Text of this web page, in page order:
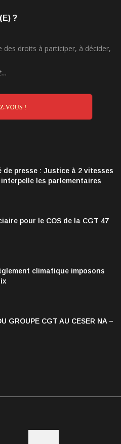
?
des droits à participer, à décider,
VOUS !
de presse : Justice à 2 vitesses
interpelle les parlementaires
pour le COS de la CGT 47
climatique imposons
GROUPE CGT AU CESER NA –